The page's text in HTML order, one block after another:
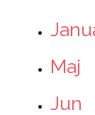
Maj
Jun